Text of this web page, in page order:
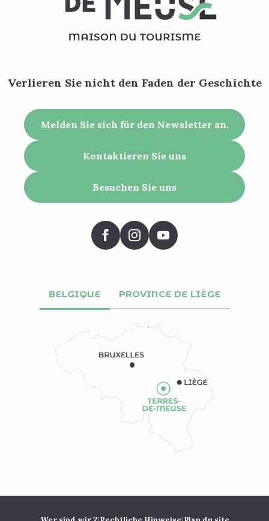
Verlieren Sie nicht den Faden der Geschichte
Melden Sie sich für den Newsletter an.
Kontaktieren Sie uns
Besuchen Sie uns
BELGIQUE PROVINCE DE LIÈGE